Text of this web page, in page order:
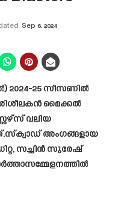
Sep 6, 2024
25 സീസണിൽ
മൈക്കൽ
വലിയ
അംഗങ്ങളായ
സച്ചിൻ സുരേഷ്